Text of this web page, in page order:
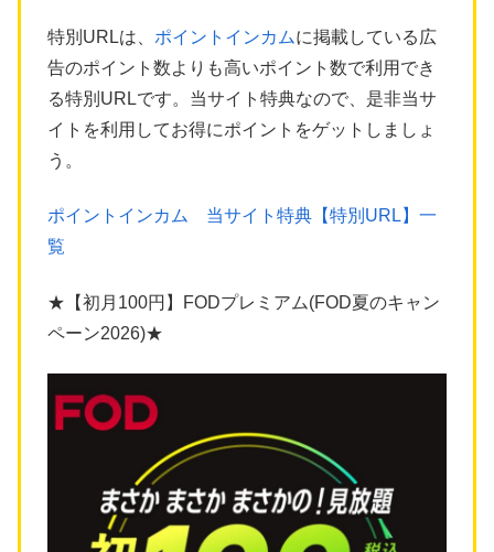
特別URLは、 ポイントインカムに掲載している広
告のポイント数よりも高いポイント数で利用でき
る特別URLです。当サイト特典なので、是非当サ
イトを利用してお得にポイントをゲットしましょ
う。
ポイントインカム 当サイト特典【特別URL】一
覧
★【初月100円】FODプレミアム(FOD夏のキャン
ペーン2026)★